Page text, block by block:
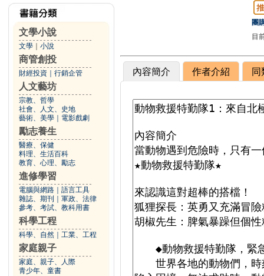
文學小說
文學 小說
商管創投
財經投資 行銷企管
人文藝坊
宗教、哲學
社會、人文、史地
藝術、美學
電影戲劇
勵志養生
醫療、保健
料理、生活百科
教育、心理、勵志
進修學習
電腦與網路
語言工具
雜誌、期刊
軍政、法律
參考、考試、教科用書
科學工程
科學、自然 工業、工程
家庭親子
家庭、親子、人際
青少年、童書
團
目
內容簡介 作者介紹 同